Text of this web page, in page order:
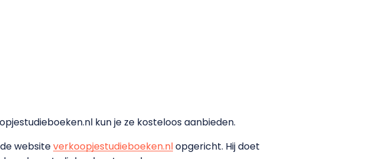
kun je ze kosteloos aanbieden.
websiteverkoopjestudieboeken.nlopgericht. Hij doet